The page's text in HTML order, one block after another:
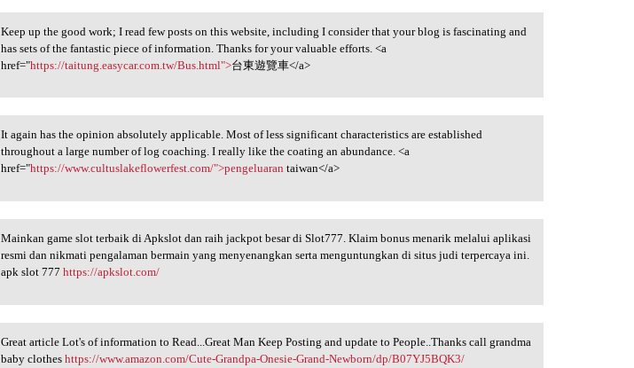
Keep up the good work; I read
Keep up the good work; I read few posts on this website, including I consider that your blog is fascinating and
has sets of the fantastic piece of information. Thanks for your valuable efforts. <a
href="https://taitung.easycar.com.tw/Bus.html">台東遊覽車</a>
It again has the opinion
It again has the opinion absolutely applicable. Most of less significant characteristics are established
throughout a large number of log coaching. I really like the coating an abundance. <a
href="https://www.cultuslakeflowerfest.com/">pengeluaran taiwan</a>
Mainkan game slot terbaik di
Mainkan game slot terbaik di Apkslot dan raih jackpot besar di Slot777. Klaim bonus menarik melalui aplikasi
resmi dan nikmati pengalaman bermain yang menyenangkan serta menguntungkan di situs judi terpercaya ini.
apk slot 777https://apkslot.com/
Great article Lot's of
Great article Lot's of information to Read...Great Man Keep Posting and update to People..Thanks call grandma
baby clotheshttps://www.amazon.com/Cute-Grandpa-Onesie-Grand-Newborn/dp/B07YJ5BQK3/